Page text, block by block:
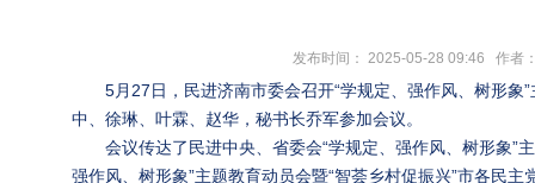
发布时间： 2025-05-28 09:46 作者
5月27日，民进济南市委会召开“学规定、强作风、树形
中、徐琳、叶霖、赵华，秘书长乔军参加会议。
会议传达了民进中央、省委会“学规定、强作风、树形象”
强作风、树形象”主题教育动员会暨“智荟乡村促振兴”市各民